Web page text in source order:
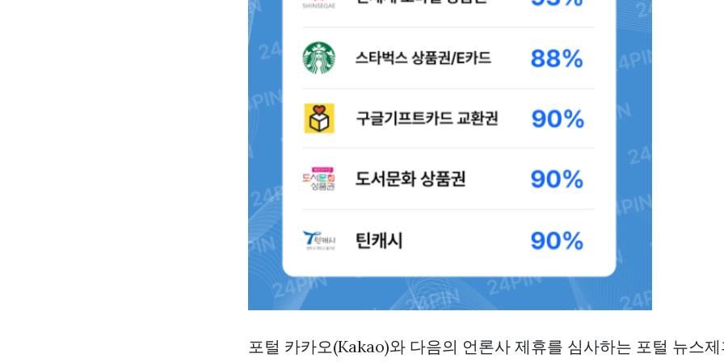
포털 카카오(Kakao)와 다음의 언론사 제휴를 심사하는 포털 뉴스